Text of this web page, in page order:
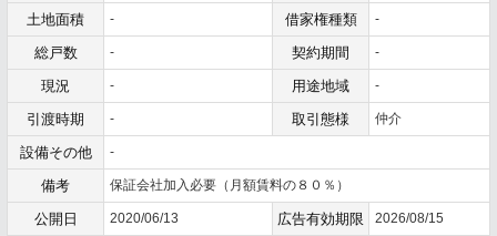
土地面積 - 借家権種類 -
総戸数 - 契約期間 -
現況 - 用途地域 -
引渡時期 - 取引態様 仲介
設備その他 -
備考 保証会社加入必要（月額賃料の８０％）
公開日 2020/06/13 広告有効期限 2026/08/15